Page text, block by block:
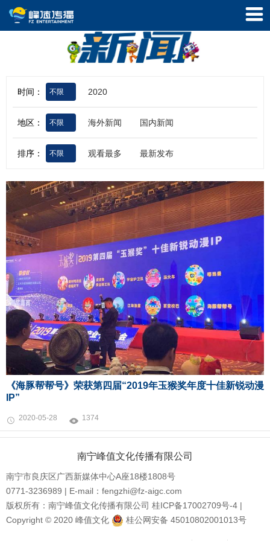
时间： 不限 2020
地区： 不限 海外新闻 国内新闻
排序： 不限 观看最多 最新发布
《海豚帮帮号》荣获第四届“2019年玉猴奖年度十佳新锐动漫
IP”
2020-05-28 1374
南宁峰值文化传播有限公司
南宁市良庆区广西新媒体中心A座18楼1808号
0771-3236989 | E-mail：fengzhi@fz-aigc.com
版权所有：南宁峰值文化传播有限公司 桂ICP备17002709号-4 |
Copyright © 2020 峰值文化
桂公网安备 45010802001013号